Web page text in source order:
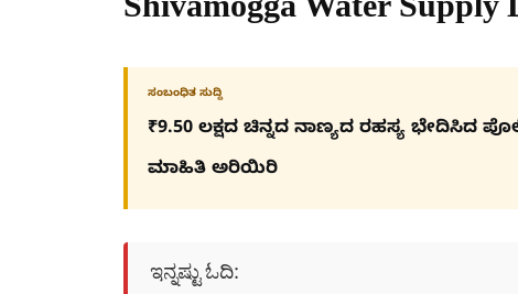
Shivamogga Water
ಸಂಬಂಧಿತ ಸುದ್ದಿ
₹9.50 ಲಕ್ಷದ ಚಿನ್ನದ ನಾಣ್ಯದ ರಹಸ್ಯ ಭೇದಿಸಿದ
ಮಾಹಿತಿ ಅರಿಯಿರಿ
ಇನ್ನಷ್ಟು ಓದಿ: